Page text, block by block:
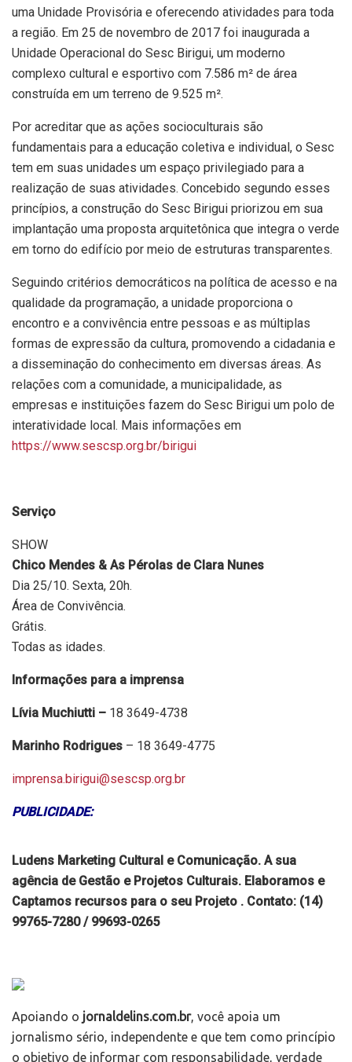
uma Unidade Provisória e oferecendo atividades para toda
a região. Em 25 de novembro de 2017 foi inaugurada a
Unidade Operacional do Sesc Birigui, um moderno
complexo cultural e esportivo com 7.586 m² de área
construída em um terreno de 9.525 m².
Por acreditar que as ações socioculturais são
fundamentais para a educação coletiva e individual, o Sesc
tem em suas unidades um espaço privilegiado para a
realização de suas atividades. Concebido segundo esses
princípios, a construção do Sesc Birigui priorizou em sua
implantação uma proposta arquitetônica que integra o verde
em torno do edifício por meio de estruturas transparentes.
Seguindo critérios democráticos na política de acesso e na
qualidade da programação, a unidade proporciona o
encontro e a convivência entre pessoas e as múltiplas
formas de expressão da cultura, promovendo a cidadania e
a disseminação do conhecimento em diversas áreas. As
relações com a comunidade, a municipalidade, as
empresas e instituições fazem do Sesc Birigui um polo de
interatividade local. Mais informações em
https://www.sescsp.org.br/birigui
Serviço
SHOW
Chico Mendes & As Pérolas de Clara Nunes
Dia 25/10. Sexta, 20h.
Área de Convivência.
Grátis.
Todas as idades.
Informações para a imprensa
Lívia Muchiutti – 18 3649-4738
Marinho Rodrigues – 18 3649-4775
imprensa.birigui@sescsp.org.br
PUBLICIDADE:
Ludens Marketing Cultural e Comunicação. A sua
agência de Gestão e Projetos Culturais. Elaboramos e
Captamos recursos para o seu Projeto . Contato: (14)
99765-7280 / 99693-0265
Apoiando o jornaldelins.com.br, você apoia um
jornalismo sério, independente e que tem como princípio
o objetivo de informar com responsabilidade, verdade